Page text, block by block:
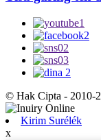
© Hak Cipta - 2010-
Kirim Surélék
x